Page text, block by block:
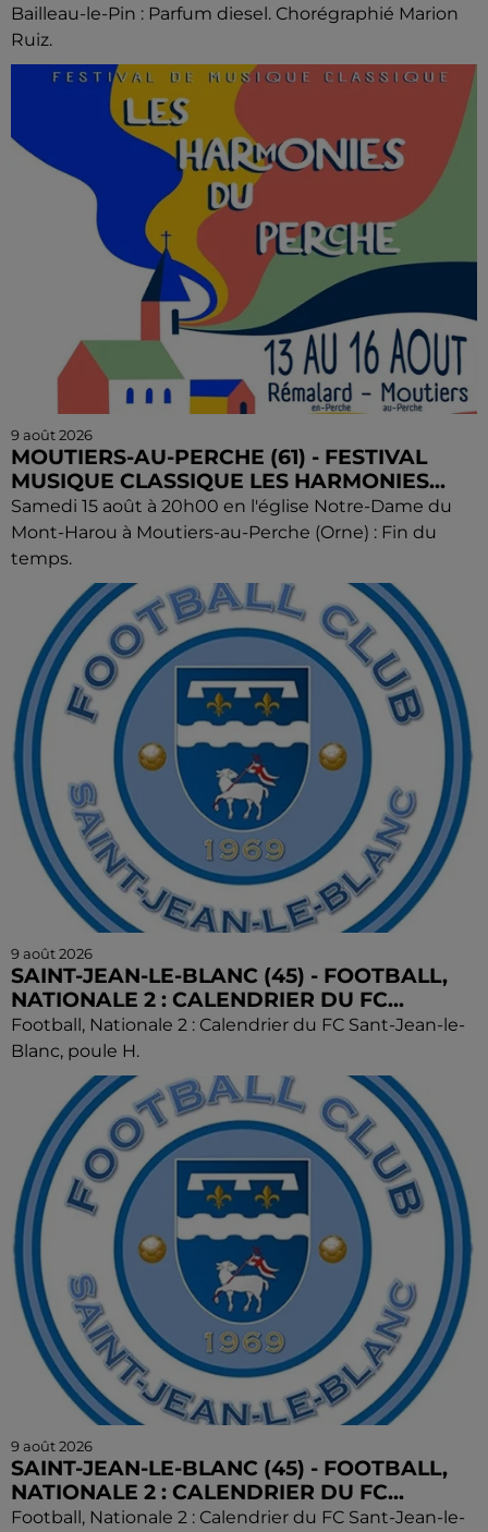
Bailleau-le-Pin : Parfum diesel. Chorégraphié Marion
Ruiz.
9 août 2026
MOUTIERS-AU-PERCHE (61) - FESTIVAL
MUSIQUE CLASSIQUE LES HARMONIES...
Samedi 15 août à 20h00 en l'église Notre-Dame du
Mont-Harou à Moutiers-au-Perche (Orne) : Fin du
temps.
9 août 2026
SAINT-JEAN-LE-BLANC (45) - FOOTBALL,
NATIONALE 2 : CALENDRIER DU FC...
Football, Nationale 2 : Calendrier du FC Sant-Jean-le-
Blanc, poule H.
9 août 2026
SAINT-JEAN-LE-BLANC (45) - FOOTBALL,
NATIONALE 2 : CALENDRIER DU FC...
Football, Nationale 2 : Calendrier du FC Sant-Jean-le-